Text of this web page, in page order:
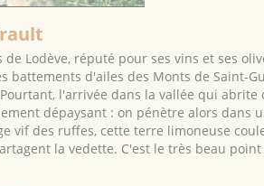
Lodève, réputé pour ses vins et ses
battements d'ailes des Monts de Saint-
l'arrivée dans la vallée qui abrite
dépaysant : on pénètre alors dans
vif des ruffes, cette terre limoneuse
la vedette. C'est le très beau